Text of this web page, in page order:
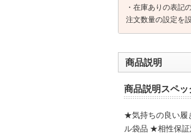
・在庫ありの表記
注文数量の設定を
商品説明
商品説明スペ
★気持ちの良い
ル袋品 ★相性保